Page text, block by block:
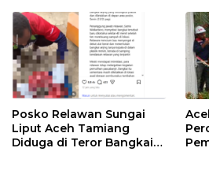
Posko Relawan Sungai
Liput Aceh Tamiang
Diduga di Teror Bangkai